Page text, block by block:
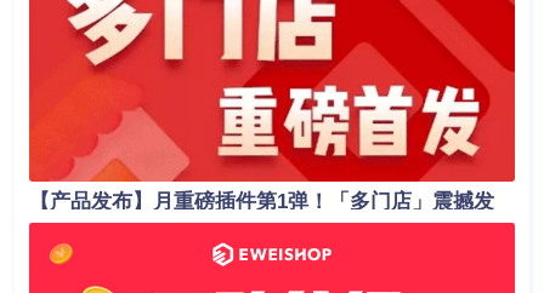
【产品发布】月重磅插件第1弹！「多门店」震撼发
布，助力商家业绩轻松翻倍！